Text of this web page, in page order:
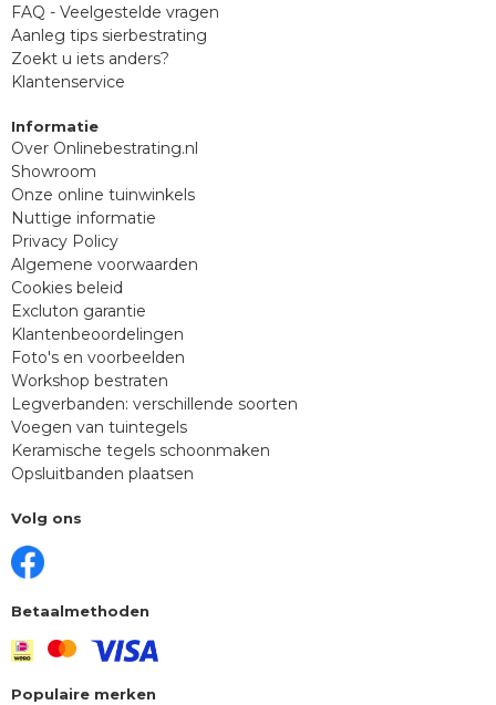
FAQ - Veelgestelde vragen
Aanleg tips sierbestrating
Zoekt u iets anders?
Klantenservice
Informatie
Over Onlinebestrating.nl
Showroom
Onze online tuinwinkels
Nuttige informatie
Privacy Policy
Algemene voorwaarden
Cookies beleid
Excluton garantie
Klantenbeoordelingen
Foto's en voorbeelden
Workshop bestraten
Legverbanden: verschillende soorten
Voegen van tuintegels
Keramische tegels schoonmaken
Opsluitbanden plaatsen
Volg ons
Betaalmethoden
Populaire merken